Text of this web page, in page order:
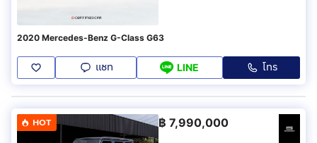
2020 Mercedes-Benz G-Class G63
แชท LINE โทร
HOT ฿ 7,990,000